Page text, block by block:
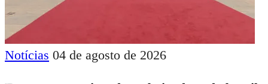
Notícias 04 de agosto de 2026